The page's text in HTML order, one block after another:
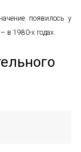
появилось у
в 1980-х годах.